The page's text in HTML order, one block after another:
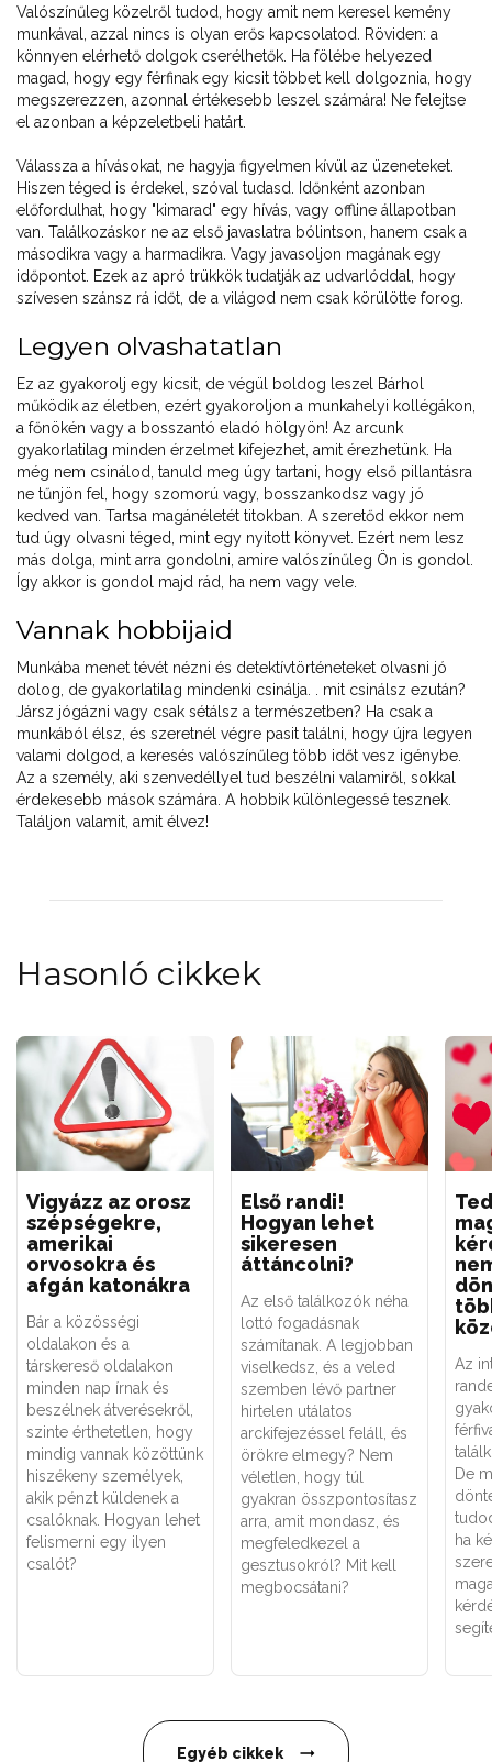
Valószínűleg közelről tudod, hogy amit nem keresel kemény
munkával, azzal nincs is olyan erős kapcsolatod. Röviden: a
könnyen elérhető dolgok cserélhetők. Ha fölébe helyezed
magad, hogy egy férfinak egy kicsit többet kell dolgoznia, hogy
megszerezzen, azonnal értékesebb leszel számára! Ne felejtse
el azonban a képzeletbeli határt.
Válassza a hívásokat, ne hagyja figyelmen kívül az üzeneteket.
Hiszen téged is érdekel, szóval tudasd. Időnként azonban
előfordulhat, hogy "kimarad" egy hívás, vagy offline állapotban
van. Találkozáskor ne az első javaslatra bólintson, hanem csak a
másodikra vagy a harmadikra. Vagy javasoljon magának egy
időpontot. Ezek az apró trükkök tudatják az udvarlóddal, hogy
szívesen szánsz rá időt, de a világod nem csak körülötte forog.
Legyen olvashatatlan
Ez az gyakorolj egy kicsit, de végül boldog leszel Bárhol
működik az életben, ezért gyakoroljon a munkahelyi kollégákon,
a főnökén vagy a bosszantó eladó hölgyön! Az arcunk
gyakorlatilag minden érzelmet kifejezhet, amit érezhetünk. Ha
még nem csinálod, tanuld meg úgy tartani, hogy első pillantásra
ne tűnjön fel, hogy szomorú vagy, bosszankodsz vagy jó
kedved van. Tartsa magánéletét titokban. A szeretőd ekkor nem
tud úgy olvasni téged, mint egy nyitott könyvet. Ezért nem lesz
más dolga, mint arra gondolni, amire valószínűleg Ön is gondol.
Így akkor is gondol majd rád, ha nem vagy vele.
Vannak hobbijaid
Munkába menet tévét nézni és detektívtörténeteket olvasni jó
dolog, de gyakorlatilag mindenki csinálja. . mit csinálsz ezután?
Jársz jógázni vagy csak sétálsz a természetben? Ha csak a
munkából élsz, és szeretnél végre pasit találni, hogy újra legyen
valami dolgod, a keresés valószínűleg több időt vesz igénybe.
Az a személy, aki szenvedéllyel tud beszélni valamiről, sokkal
érdekesebb mások számára. A hobbik különlegessé tesznek.
Találjon valamit, amit élvez!
Hasonló cikkek
Vigyázz az orosz
szépségekre,
amerikai
orvosokra és
afgán katonákra
Bár a közösségi
oldalakon és a
társkereső oldalakon
minden nap írnak és
beszélnek átverésekről,
szinte érthetetlen, hogy
mindig vannak közöttünk
hiszékeny személyek,
akik pénzt küldenek a
csalóknak. Hogyan lehet
felismerni egy ilyen
csalót?
Első randi!
Hogyan lehet
sikeresen
áttáncolni?
Az első találkozók néha
lottó fogadásnak
számítanak. A legjobban
viselkedsz, és a veled
szemben lévő partner
hirtelen utálatos
arckifejezéssel feláll, és
örökre elmegy? Nem
véletlen, hogy túl
gyakran összpontosítasz
arra, amit mondasz, és
megfeledkezel a
gesztusokról? Mit kell
megbocsátani?
Az
De
ha
Egyéb cikkek